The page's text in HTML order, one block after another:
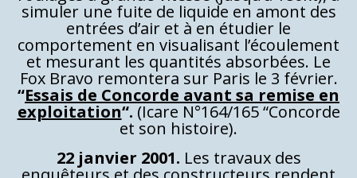
simuler une fuite de liquide en amont des
entrées d’air et à en étudier le
comportement en visualisant l’écoulement
et mesurant les quantités absorbées. Le
Fox Bravo remontera sur Paris le 3 février.
“Essais de Concorde avant sa remise en
exploitation“. (Icare N°164/165 “Concorde
et son histoire).
22 janvier 2001. Les travaux des